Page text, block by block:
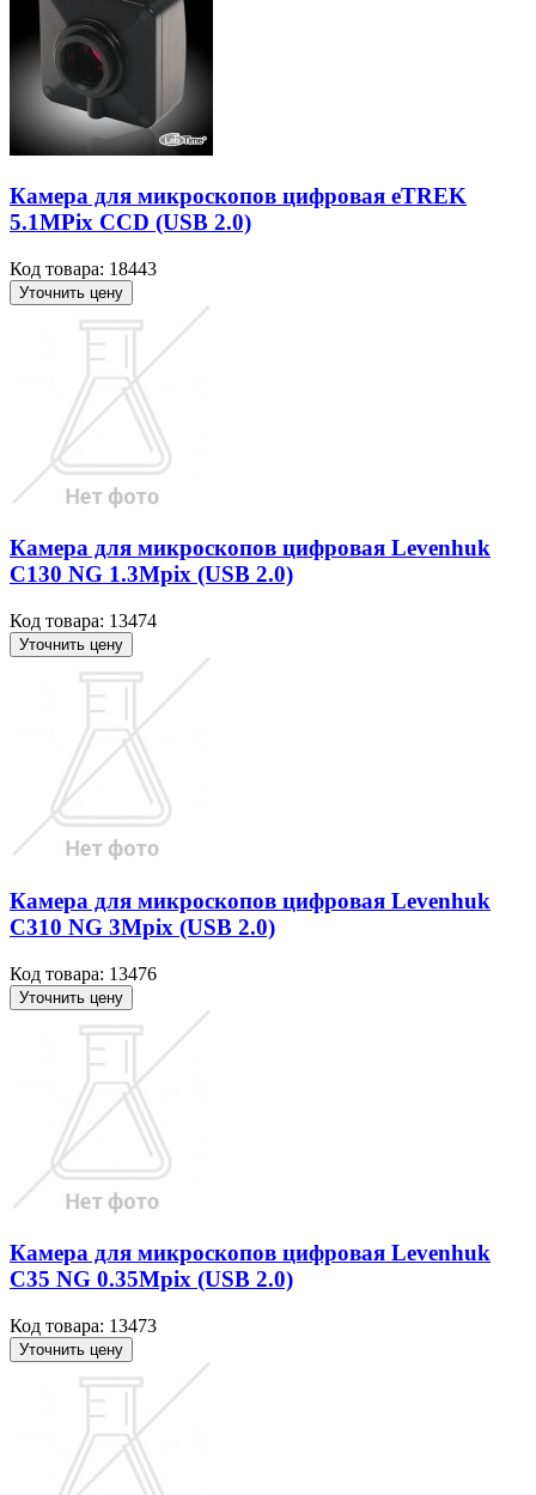
Камера для микроскопов цифровая eTREK
5.1MPix CCD (USB 2.0)
Код товара: 18443
Уточнить цену
Камера для микроскопов цифровая Levenhuk
C130 NG 1.3Mpix (USB 2.0)
Код товара: 13474
Уточнить цену
Камера для микроскопов цифровая Levenhuk
C310 NG 3Mpix (USB 2.0)
Код товара: 13476
Уточнить цену
Камера для микроскопов цифровая Levenhuk
C35 NG 0.35Mpix (USB 2.0)
Код товара: 13473
Уточнить цену